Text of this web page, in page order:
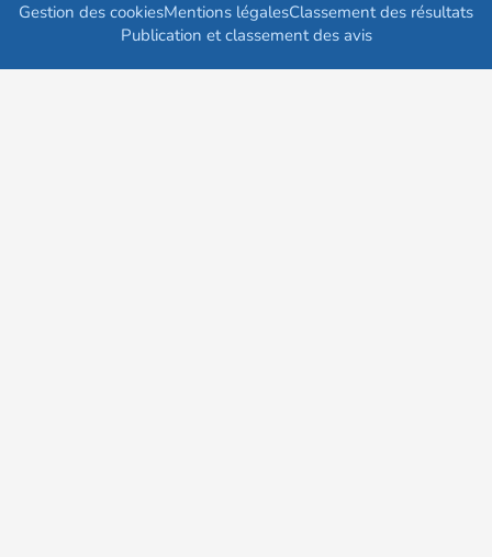
Gestion des cookiesMentions légalesClassement des résultats
Publication et classement des avis